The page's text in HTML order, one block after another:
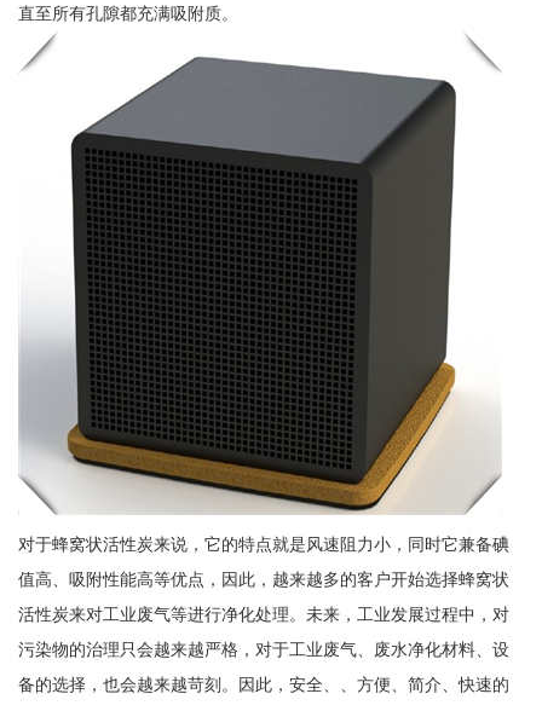
直至所有孔隙都充满吸附质。
对于蜂窝状活性炭来说，它的特点就是风速阻力小，同时它兼备碘
值高、吸附性能高等优点，因此，越来越多的客户开始选择蜂窝状
活性炭来对工业废气等进行净化处理。未来，工业发展过程中，对
污染物的治理只会越来越严格，对于工业废气、废水净化材料、设
备的选择，也会越来越苛刻。因此，安全、、方便、简介、快速的